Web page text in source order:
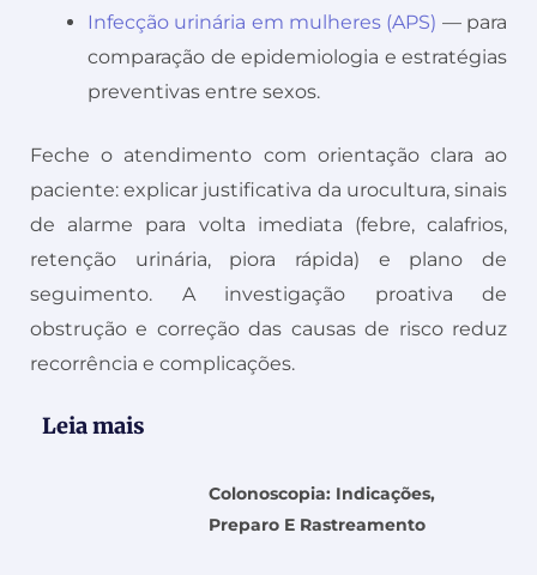
Infecção urinária em mulheres (APS) — para
comparação de epidemiologia e estratégias
preventivas entre sexos.
Feche o atendimento com orientação clara ao
paciente: explicar justificativa da urocultura, sinais
de alarme para volta imediata (febre, calafrios,
retenção urinária, piora rápida) e plano de
seguimento. A investigação proativa de
obstrução e correção das causas de risco reduz
recorrência e complicações.
Leia mais
Colonoscopia: Indicações,
Preparo E Rastreamento